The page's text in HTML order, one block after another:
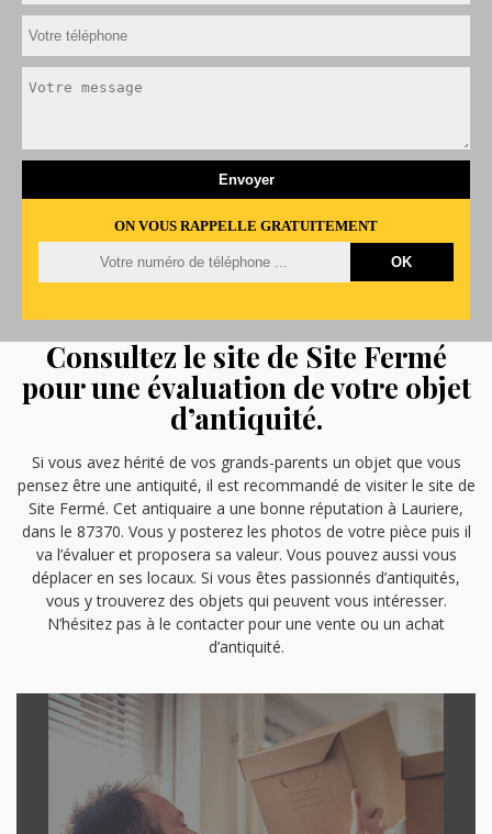
ON VOUS RAPPELLE GRATUITEMENT
Consultez le site de Site Fermé
pour une évaluation de votre objet
d’antiquité.
Si vous avez hérité de vos grands-parents un objet que vous
pensez être une antiquité, il est recommandé de visiter le site de
Site Fermé. Cet antiquaire a une bonne réputation à Lauriere,
dans le 87370. Vous y posterez les photos de votre pièce puis il
va l’évaluer et proposera sa valeur. Vous pouvez aussi vous
déplacer en ses locaux. Si vous êtes passionnés d’antiquités,
vous y trouverez des objets qui peuvent vous intéresser.
N’hésitez pas à le contacter pour une vente ou un achat
d’antiquité.